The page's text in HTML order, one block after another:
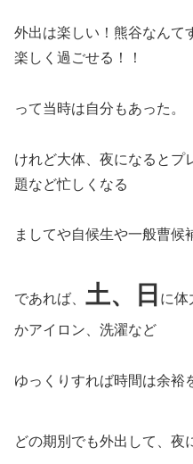
外出は楽しい！熊谷なんて
楽しく過ごせる！！
って当時は自分もあった。
けれど大体、夜になるとプ
題など忙しくなる
ましてや自候生や一般曹候
であれば、 土、日 に体
かアイロン、洗濯など
ゆっくりすれば時間は余裕
どの期別でも外出して、夜